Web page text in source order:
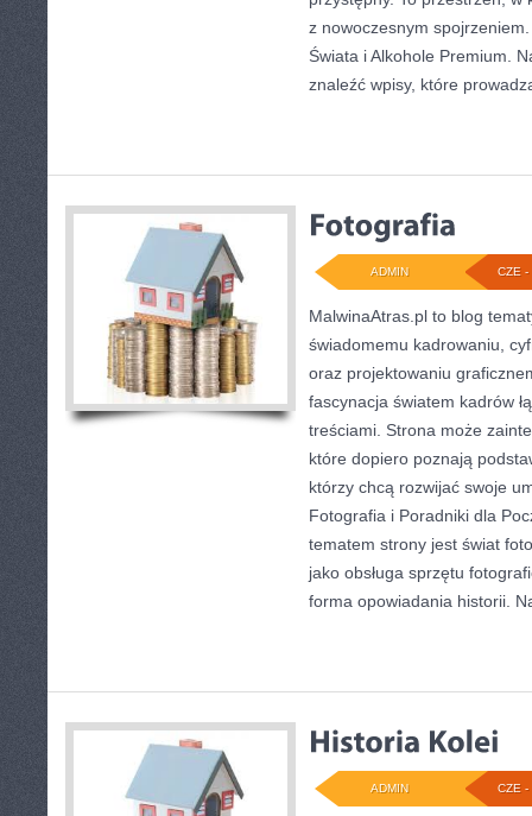
z nowoczesnym
Świata i Alkohole Premium.
znaleźć wpisy, które
CZE -
ADMIN
MalwinaAtras.pl to blog
świadomemu kadrowaniu,
oraz projektowaniu
fascynacja światem kadrów
treściami. Strona może
które dopiero poznają
którzy chcą rozwijać swoje
Fotografia i Poradniki dla
tematem strony jest świat
jako obsługa sprzętu
forma opowiadania historii.
CZE -
ADMIN